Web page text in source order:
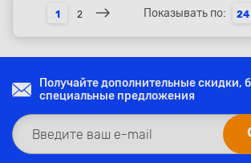
1 2 Показывать по: 24
Получайте дополнительные скидки,
специальные предложения